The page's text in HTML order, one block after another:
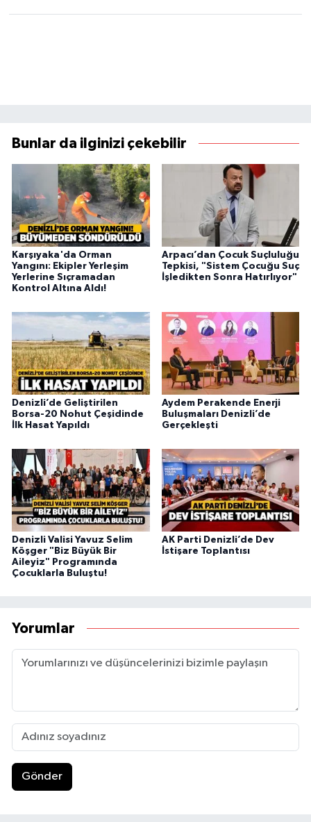
Bunlar da ilginizi çekebilir
Karşıyaka'da Orman
Yangını: Ekipler Yerleşim
Yerlerine Sıçramadan
Kontrol Altına Aldı!
Arpacı’dan Çocuk Suçluluğu
Tepkisi, "Sistem Çocuğu Suç
İşledikten Sonra Hatırlıyor"
Denizli’de Geliştirilen
Borsa-20 Nohut Çeşidinde
İlk Hasat Yapıldı
Aydem Perakende Enerji
Buluşmaları Denizli’de
Gerçekleşti
Denizli Valisi Yavuz Selim
Köşger "Biz Büyük Bir
Aileyiz" Programında
Çocuklarla Buluştu!
AK Parti Denizli’de Dev
İstişare Toplantısı
Yorumlar
Gönder